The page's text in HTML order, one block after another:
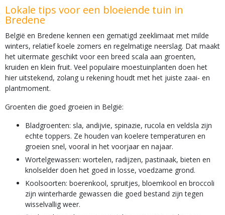
Lokale tips voor een bloeiende tuin in
Bredene
België en Bredene kennen een gematigd zeeklimaat met milde
winters, relatief koele zomers en regelmatige neerslag. Dat maakt
het uitermate geschikt voor een breed scala aan groenten,
kruiden en klein fruit. Veel populaire moestuinplanten doen het
hier uitstekend, zolang u rekening houdt met het juiste zaai- en
plantmoment.
Groenten die goed groeien in België:
Bladgroenten: sla, andijvie, spinazie, rucola en veldsla zijn
echte toppers. Ze houden van koelere temperaturen en
groeien snel, vooral in het voorjaar en najaar.
Wortelgewassen: wortelen, radijzen, pastinaak, bieten en
knolselder doen het goed in losse, voedzame grond.
Koolsoorten: boerenkool, spruitjes, bloemkool en broccoli
zijn winterharde gewassen die goed bestand zijn tegen
wisselvallig weer.